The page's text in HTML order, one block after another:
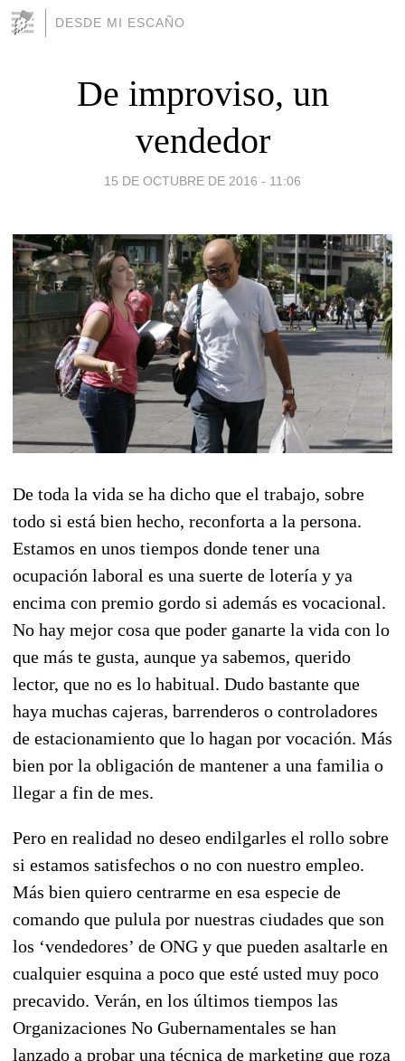
DESDE MI ESCAÑO
De improviso, un
vendedor
15 DE OCTUBRE DE 2016 - 11:06
De toda la vida se ha dicho que el trabajo, sobre
todo si está bien hecho, reconforta a la persona.
Estamos en unos tiempos donde tener una
ocupación laboral es una suerte de lotería y ya
encima con premio gordo si además es vocacional.
No hay mejor cosa que poder ganarte la vida con lo
que más te gusta, aunque ya sabemos, querido
lector, que no es lo habitual. Dudo bastante que
haya muchas cajeras, barrenderos o controladores
de estacionamiento que lo hagan por vocación. Más
bien por la obligación de mantener a una familia o
llegar a fin de mes.
Pero en realidad no deseo endilgarles el rollo sobre
si estamos satisfechos o no con nuestro empleo.
Más bien quiero centrarme en esa especie de
comando que pulula por nuestras ciudades que son
los ‘vendedores’ de ONG y que pueden asaltarle en
cualquier esquina a poco que esté usted muy poco
precavido. Verán, en los últimos tiempos las
Organizaciones No Gubernamentales se han
lanzado a probar una técnica de marketing que roza